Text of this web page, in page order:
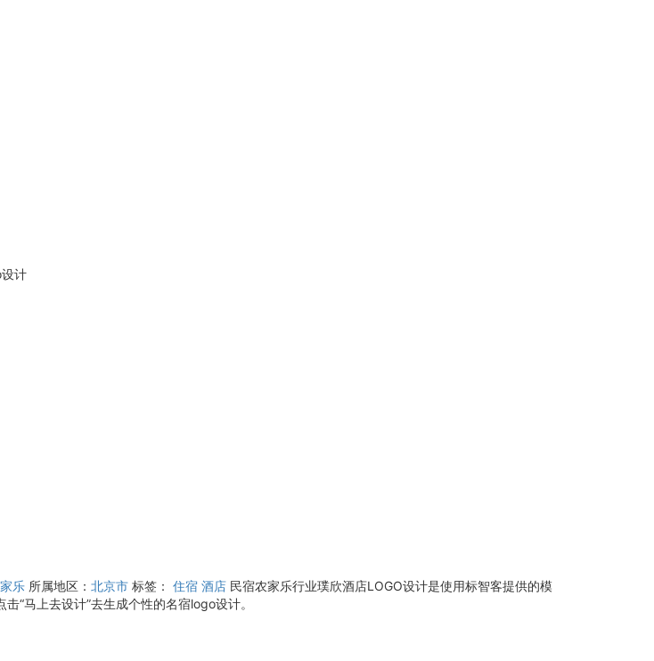
计
乐 所属地区： 北京市 标签： 住宿 酒店 民宿农家乐行业璞欣酒店LOGO设计是使用标智客提供的模
“马上去设计”去生成个性的名宿logo设计。